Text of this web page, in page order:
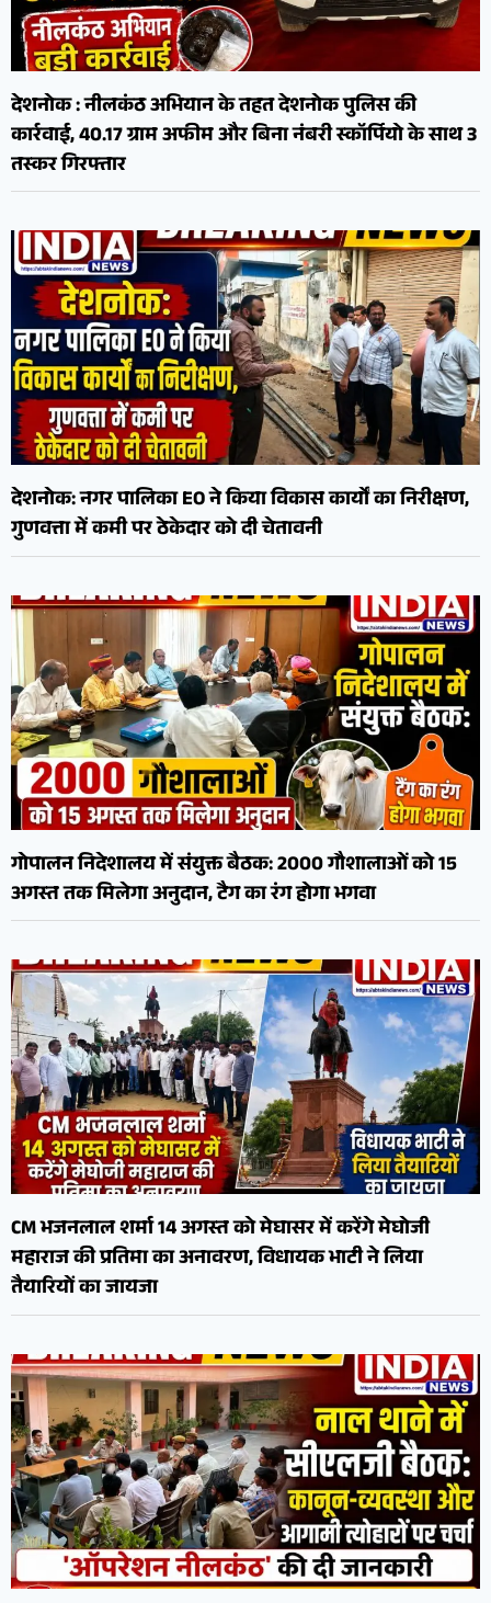
देशनोक : नीलकंठ अभियान के तहत देशनोक पुलिस की
कार्रवाई, 40.17 ग्राम अफीम और बिना नंबरी स्कॉर्पियो के साथ 3
तस्कर गिरफ्तार
देशनोक: नगर पालिका EO ने किया विकास कार्यों का निरीक्षण,
गुणवत्ता में कमी पर ठेकेदार को दी चेतावनी
गोपालन निदेशालय में संयुक्त बैठक: 2000 गौशालाओं को 15
अगस्त तक मिलेगा अनुदान, टैग का रंग होगा भगवा
CM भजनलाल शर्मा 14 अगस्त को मेघासर में करेंगे मेघोजी
महाराज की प्रतिमा का अनावरण, विधायक भाटी ने लिया
तैयारियों का जायजा